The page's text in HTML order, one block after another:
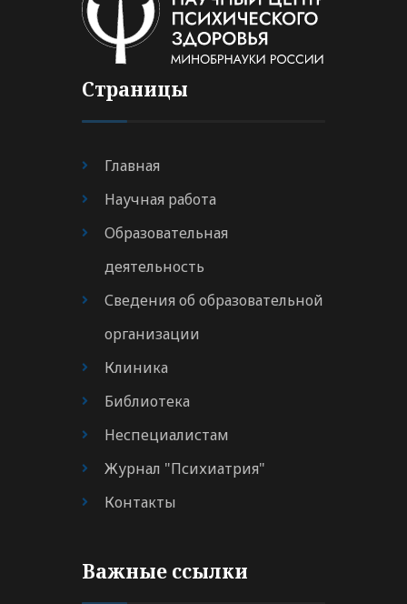
Страницы
Главная
Научная работа
Образовательная
деятельность
Сведения об образовательной
организации
Клиника
Библиотека
Неспециалистам
Журнал "Психиатрия"
Контакты
Важные ссылки